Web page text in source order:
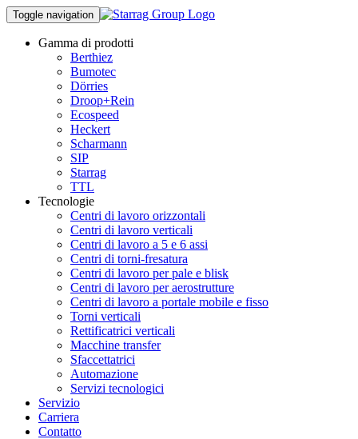
Toggle navigation
Gamma di prodotti
Berthiez
Bumotec
Dörries
Droop+Rein
Ecospeed
Heckert
Scharmann
SIP
Starrag
TTL
Tecnologie
Centri di lavoro orizzontali
Centri di lavoro verticali
Centri di lavoro a 5 e 6 assi
Centri di torni-fresatura
Centri di lavoro per pale e blisk
Centri di lavoro per aerostrutture
Centri di lavoro a portale mobile e fisso
Torni verticali
Rettificatrici verticali
Macchine transfer
Sfaccettatrici
Automazione
Servizi tecnologici
Servizio
Carriera
Contatto